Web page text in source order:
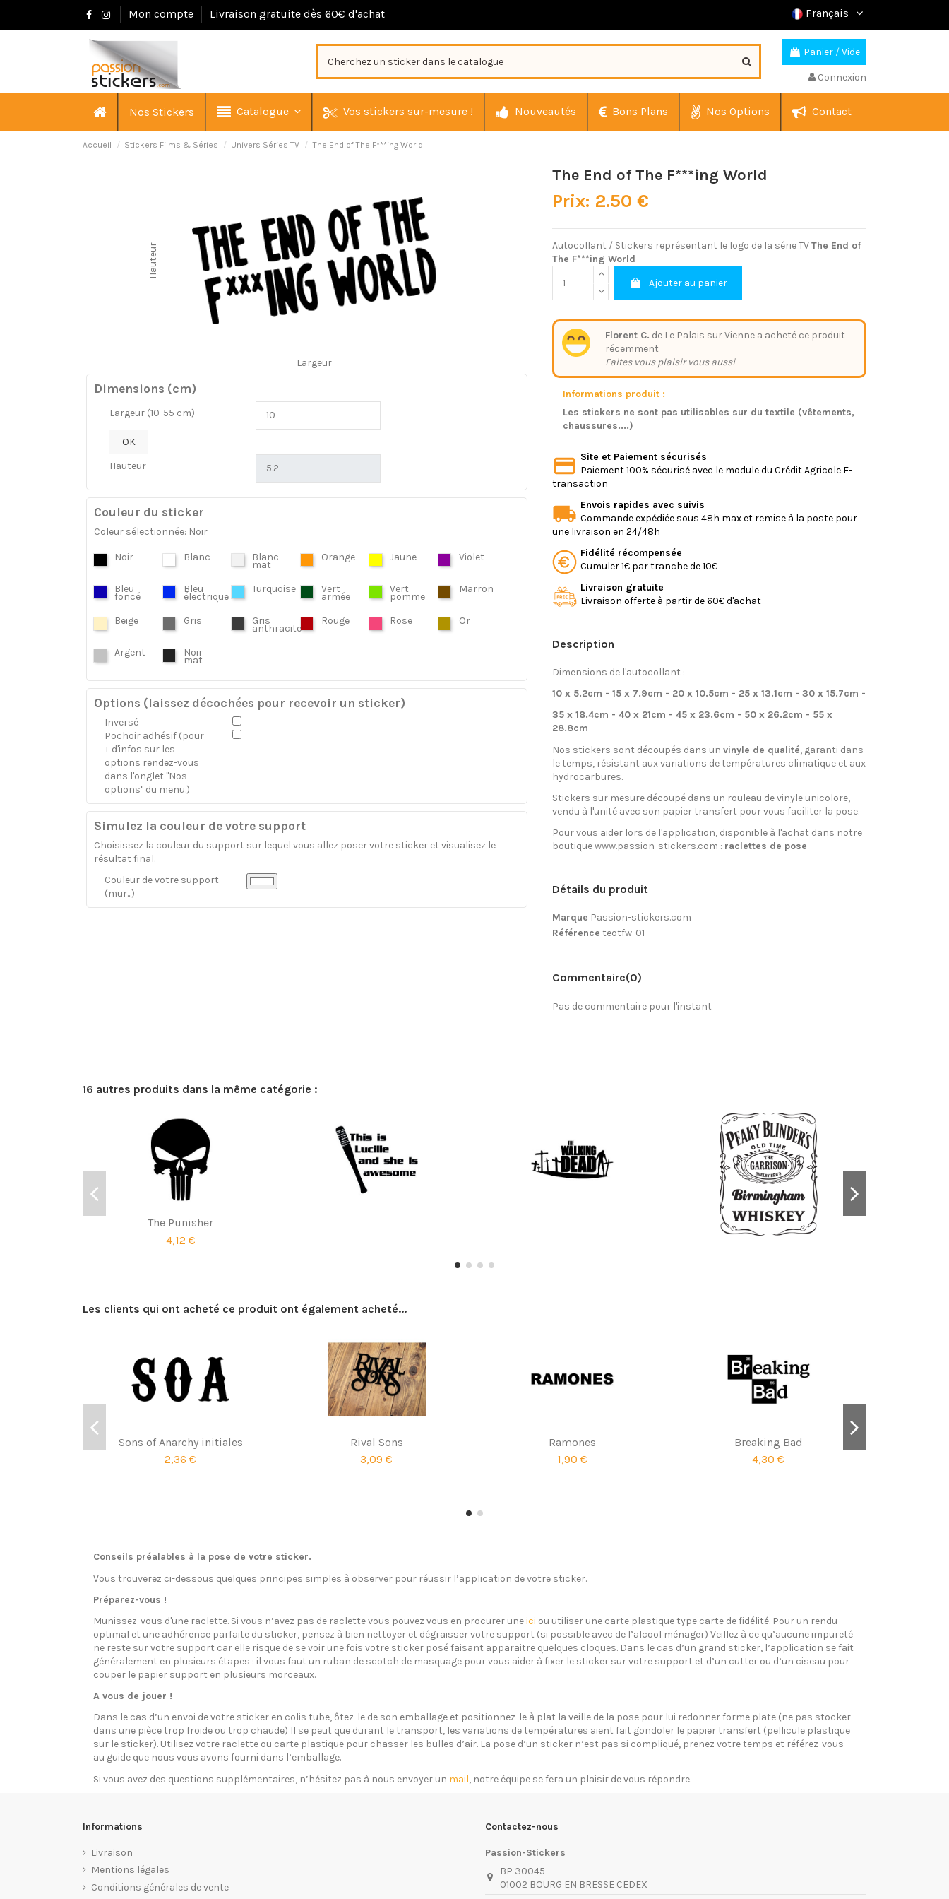
Mon compte Livraison gratuite dès 60€ d'achat Français
Panier /Vide
Connexion
Nos Stickers Catalogue Vos stickers sur-mesure ! Nouveautés Bons Plans Nos Options Contact
Accueil Stickers Films & Séries Univers Séries TV The End of The F***ing World
Hauteur
Largeur
Dimensions (cm)
Largeur (10-55 cm)
OK
Hauteur
Couleur du sticker
Coleur sélectionnée: Noir
Noir Blanc Blanc
mat
Orange Jaune Violet
Bleu
foncé
Bleu
électrique
Turquoise Vert
armée
Vert
pomme
Marron
Beige Gris Gris
anthracite
Rouge Rose Or
Argent Noir
mat
Options (laissez décochées pour recevoir un sticker)
Inversé
Pochoir adhésif (pour
+ d'infos sur les
options rendez-vous
dans l'onglet "Nos
options" du menu.)
Simulez la couleur de votre support
Choisissez la couleur du support sur lequel vous allez poser votre sticker et visualisez le
résultat final.
Couleur de votre support
(mur...)
The End of The F***ing World
Prix: 2.50 €
Autocollant / Stickers représentant le logo de la série TVThe End of
The F***ing World
Ajouter au panier
Florent C. de Le Palais sur Vienne a acheté ce produit
récemment
Faites vous plaisir vous aussi
Informations produit :
Les stickers ne sont pas utilisables sur du textile (vêtements,
chaussures....)
Site et Paiement sécurisés
Paiement 100% sécurisé avec le module du Crédit Agricole E-
transaction
Envois rapides avec suivis
Commande expédiée sous 48h max et remise à la poste pour
une livraison en 24/48h
Fidélité récompensée
Cumuler 1€ par tranche de 10€
Livraison gratuite
Livraison offerte à partir de 60€ d'achat
Description
Dimensions de l'autocollant :
10 x 5.2cm - 15 x 7.9cm - 20 x 10.5cm - 25 x 13.1cm - 30 x 15.7cm -
35 x 18.4cm - 40 x 21cm - 45 x 23.6cm - 50 x 26.2cm - 55 x
28.8cm
Nos stickers sont découpés dans un vinyle de qualité, garanti dans
le temps, résistant aux variations de températures climatique et aux
hydrocarbures.
Stickers sur mesure découpé dans un rouleau de vinyle unicolore,
vendu à l'unité avec son papier transfert pour vous faciliter la pose.
Pour vous aider lors de l'application, disponible à l'achat dans notre
boutique www.passion-stickers.com : raclettes de pose
Détails du produit
Marque Passion-stickers.com
Référence teotfw-01
Commentaire(0)
Pas de commentaire pour l'instant
16 autres produits dans la même catégorie :
The Punisher
4,12 €
Les clients qui ont acheté ce produit ont également acheté...
Sons of Anarchy initiales
2,36 €
Rival Sons
3,09 €
Ramones
1,90 €
Breaking Bad
4,30 €
Conseils préalables à la pose de votre sticker.
Vous trouverez ci-dessous quelques principes simples à observer pour réussir l’application de votre sticker.
Préparez-vous !
Munissez-vous d'une raclette. Si vous n’avez pas de raclette vous pouvez vous en procurer uneici ou utiliser une carte plastique type carte de fidélité. Pour un rendu
optimal et une adhérence parfaite du sticker, pensez à bien nettoyer et dégraisser votre support (si possible avec de l’alcool ménager) Veillez à ce qu’aucune impureté
ne reste sur votre support car elle risque de se voir une fois votre sticker posé faisant apparaitre quelques cloques. Dans le cas d’un grand sticker, l’application se fait
généralement en plusieurs étapes : il vous faut un ruban de scotch de masquage pour vous aider à fixer le sticker sur votre support et d’un cutter ou d’un ciseau pour
couper le papier support en plusieurs morceaux.
A vous de jouer !
Dans le cas d’un envoi de votre sticker en colis tube, ôtez-le de son emballage et positionnez-le à plat la veille de la pose pour lui redonner forme plate (ne pas stocker
dans une pièce trop froide ou trop chaude) Il se peut que durant le transport, les variations de températures aient fait gondoler le papier transfert (pellicule plastique
sur le sticker). Utilisez votre raclette ou carte plastique pour chasser les bulles d’air. La pose d’un sticker n’est pas si compliqué, prenez votre temps et référez-vous
au guide que nous vous avons fourni dans l’emballage.
Si vous avez des questions supplémentaires, n’hésitez pas à nous envoyer un mail, notre équipe se fera un plaisir de vous répondre.
Informations
Livraison
Mentions légales
Conditions générales de vente
Contactez-nous
Passion-Stickers
BP 30045
01002 BOURG EN BRESSE CEDEX